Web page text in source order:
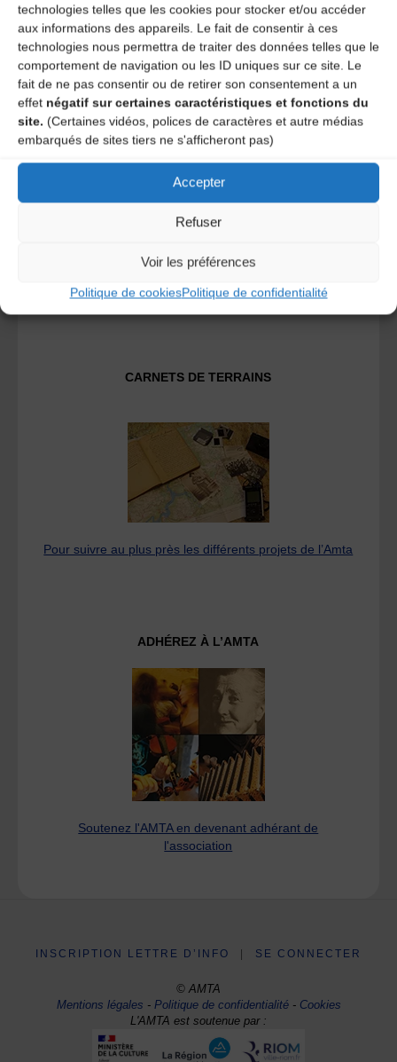
technologies telles que les cookies pour stocker et/ou accéder
aux informations des appareils. Le fait de consentir à ces
technologies nous permettra de traiter des données telles que le
comportement de navigation ou les ID uniques sur ce site. Le
fait de ne pas consentir ou de retirer son consentement a un
effet négatif sur certaines caractéristiques et fonctions du
site. (Certaines vidéos, polices de caractères et autre médias
embarqués de sites tiers ne s'afficheront pas)
Accepter
Refuser
Voir les préférences
Politique de cookiesPolitique de confidentialité
L’AMTA EST MEMBRE DE LA
Fédération des Associations de Musiques et Danses
Traditionnelles
CARNETS DE TERRAINS
Pour suivre au plus près les différents projets de l’Amta
ADHÉREZ À L’AMTA
Soutenez l'AMTA en devenant adhérant de
l'association
INSCRIPTION LETTRE D’INFO SE CONNECTER
© AMTA
Mentions légales -Politique de confidentialité- Cookies
L'AMTA est soutenue par :